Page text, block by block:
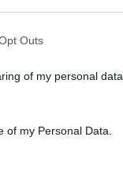
Outs
of my personal data.
of my Personal Data.